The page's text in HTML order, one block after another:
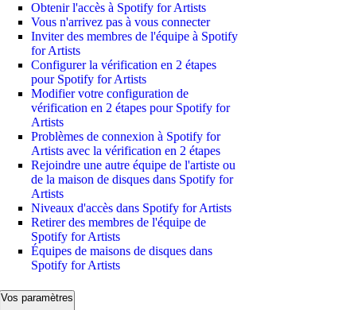
Obtenir l'accès à Spotify for Artists
Vous n'arrivez pas à vous connecter
Inviter des membres de l'équipe à Spotify
for Artists
Configurer la vérification en 2 étapes
pour Spotify for Artists
Modifier votre configuration de
vérification en 2 étapes pour Spotify for
Artists
Problèmes de connexion à Spotify for
Artists avec la vérification en 2 étapes
Rejoindre une autre équipe de l'artiste ou
de la maison de disques dans Spotify for
Artists
Niveaux d'accès dans Spotify for Artists
Retirer des membres de l'équipe de
Spotify for Artists
Équipes de maisons de disques dans
Spotify for Artists
Vos paramètres